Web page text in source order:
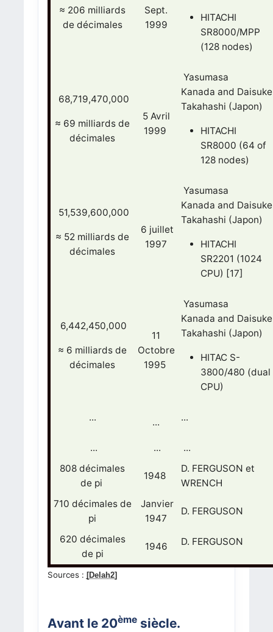
≈ 206 milliards
de décimales
Sept.
1999
HITACHI
SR8000/MPP
(128 nodes)
68,719,470,000
≈ 69 milliards de
décimales
5 Avril
1999
Yasumasa
Kanada and Daisuke
Takahashi (Japon)
HITACHI
SR8000 (64 of
128 nodes)
51,539,600,000
≈ 52 milliards de
décimales
6 juillet
1997
Yasumasa
Kanada and Daisuke
Takahashi (Japon)
HITACHI
SR2201 (1024
CPU) [17]
6,442,450,000
≈ 6 milliards de
décimales
11
Octobre
1995
Yasumasa
Kanada and Daisuke
Takahashi (Japon)
HITAC S-
3800/480 (dual
CPU)
... ... ...
... ...
...
808 décimales
de pi
1948
D. FERGUSON et
WRENCH
710 décimales de
pi
Janvier
1947
D. FERGUSON
620 décimales
de pi
1946 D. FERGUSON
Sources : [Delah2]
Avant le 20èmesiècle.